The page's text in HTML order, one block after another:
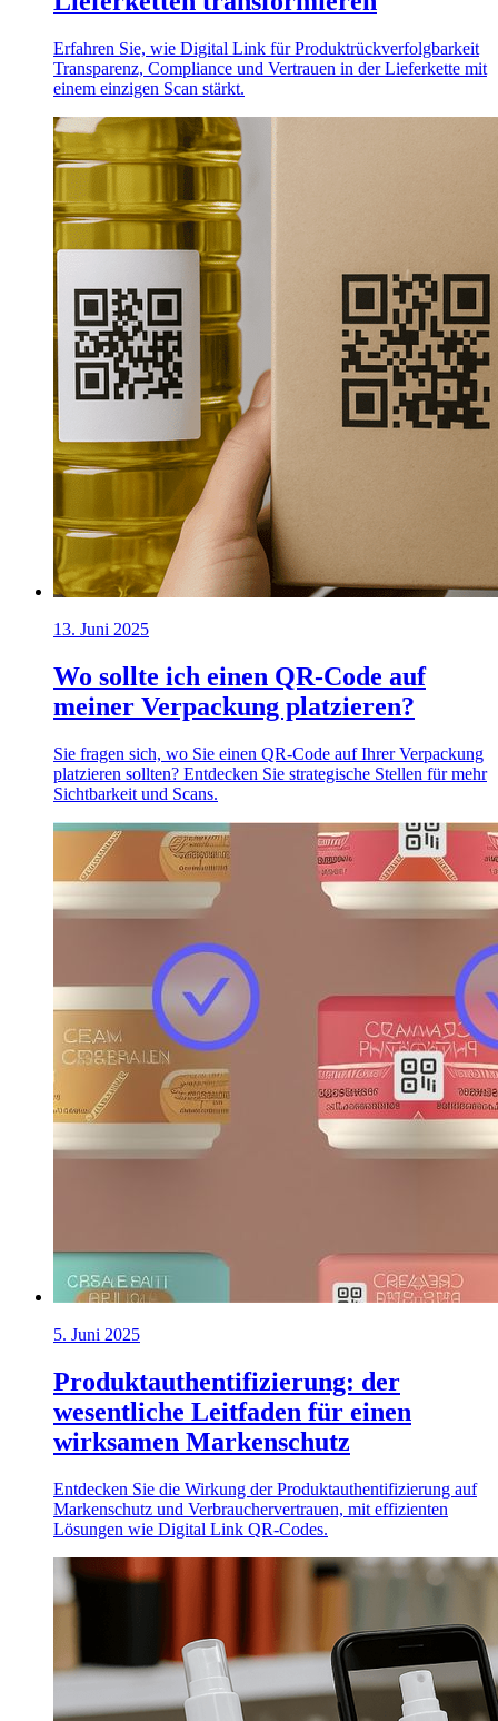
Erfahren Sie, wie Digital Link für Produktrückverfolgbarkeit
Transparenz, Compliance und Vertrauen in der Lieferkette mit
einem einzigen Scan stärkt.
13. Juni 2025
Wo sollte ich einen QR-Code auf
meiner Verpackung platzieren?
Sie fragen sich, wo Sie einen QR-Code auf Ihrer Verpackung
platzieren sollten? Entdecken Sie strategische Stellen für mehr
Sichtbarkeit und Scans.
5. Juni 2025
Produktauthentifizierung: der
wesentliche Leitfaden für einen
wirksamen Markenschutz
Entdecken Sie die Wirkung der Produktauthentifizierung auf
Markenschutz und Verbrauchervertrauen, mit effizienten
Lösungen wie Digital Link QR-Codes.